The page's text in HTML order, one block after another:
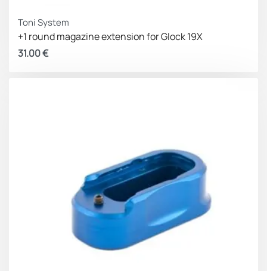
Toni System
+1 round magazine extension for Glock 19X
31.00€